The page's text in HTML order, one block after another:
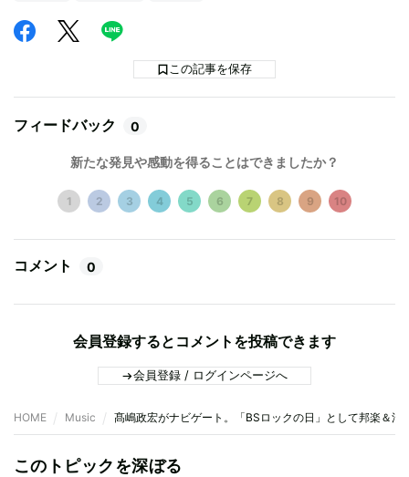
この記事を保存
フィードバック 0
新たな発見や感動を得ることはできましたか？
1 2 3 4 5 6 7 8 9 10
コメント 0
会員登録するとコメントを投稿できます
会員登録 / ログインページへ
HOME Music 髙嶋政宏がナビゲート。「BSロックの日」として邦楽＆
このトピックを深ぼる